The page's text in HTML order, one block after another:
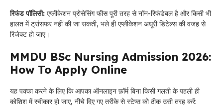
रिफंड पॉलिसी: एप्लीकेशन प्रोसेसिंग फीस पूरी तरह से नॉन-रिफंडेबल है और किसी भी
हालत में ट्रांसफर नहीं की जा सकती, भले ही एप्लीकेशन अधूरी डिटेल्स की वजह से
रिजेक्ट हो जाए।
MMDU BSc Nursing Admission 2026:
How To Apply Online
यह पक्का करने के लिए कि आपका ऑनलाइन फ़ॉर्म बिना किसी गलती के पहली ही
कोशिश में स्वीकार हो जाए, नीचे दिए गए तरीके से स्टेप्स को ठीक उसी तरह करें: